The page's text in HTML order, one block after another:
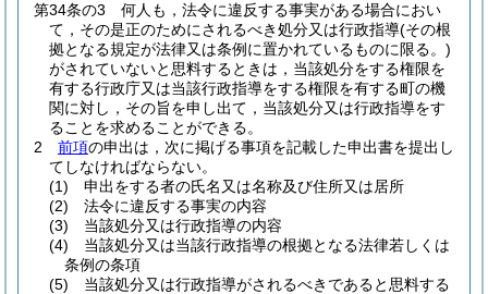
第34条の3
何人も，法令に違反する事実がある場合におい
て，その是正のためにされるべき処分又は行政指導(その根
拠となる規定が法律又は条例に置かれているものに限る。)
がされていないと思料するときは，当該処分をする権限を
有する行政庁又は当該行政指導をする権限を有する町の機
関に対し，その旨を申し出て，当該処分又は行政指導をす
ることを求めることができる。
2
前項の申出は，次に掲げる事項を記載した申出書を提出し
てしなければならない。
(1)
申出をする者の氏名又は名称及び住所又は居所
(2)
法令に違反する事実の内容
(3)
当該処分又は行政指導の内容
(4)
当該処分又は当該行政指導の根拠となる法律若しくは
条例の条項
(5)
当該処分又は行政指導がされるべきであると思料する